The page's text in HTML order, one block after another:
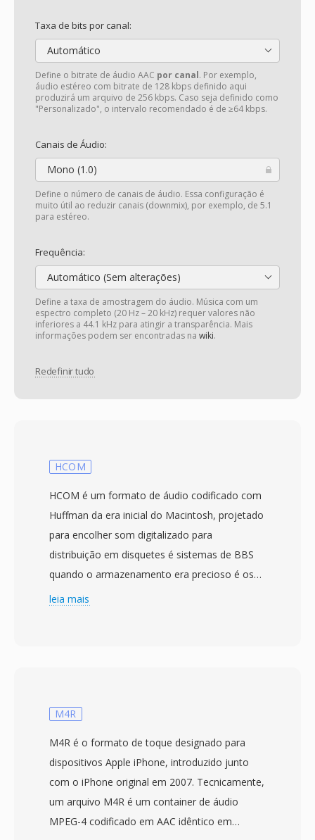
Taxa de bits por canal:
Automático
Define o bitrate de áudio AAC por canal. Por exemplo,
áudio estéreo com bitrate de 128 kbps definido aqui
produzirá um arquivo de 256 kbps. Caso seja definido como
"Personalizado", o intervalo recomendado é de ≥64 kbps.
Canais de Áudio:
Mono (1.0)
Define o número de canais de áudio. Essa configuração é
muito útil ao reduzir canais (downmix), por exemplo, de 5.1
para estéreo.
Frequência:
Automático (Sem alterações)
Define a taxa de amostragem do áudio. Música com um
espectro completo (20 Hz – 20 kHz) requer valores não
inferiores a 44.1 kHz para atingir a transparência. Mais
informações podem ser encontradas na wiki.
Redefinir tudo
HCOM
HCOM é um formato de áudio codificado com
Huffman da era inicial do Macintosh, projetado
para encolher som digitalizado para
distribuição em disquetes é sistemas de BBS
quando o armazenamento era precioso é os
modems eram lentos. O codificador recebe
compressão de 2:1 ou melhores eram típicas
significativa quando um disquete de 3,5
polegadas comportava apenas 800 KB. Os
arquivos eram distribuidos como resource
forks do Macintosh é reproduzidos por
leia mais
M4R
M4R é o formato de toque designado para
dispositivos Apple iPhone, introduzido junto
com o iPhone original em 2007. Tecnicamente,
um arquivo M4R é um container de áudio
MPEG-4 codificado em AAC idêntico em